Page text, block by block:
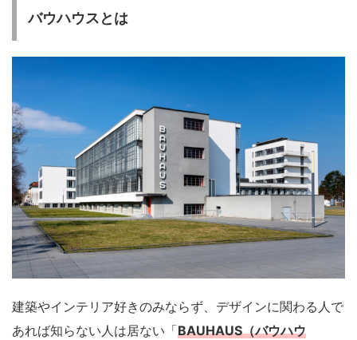
バウハウスとは
建築やインテリア好きのみならず、デザインに関わる人で
あれば知らない人は居ない「BAUHAUS（バウハウ